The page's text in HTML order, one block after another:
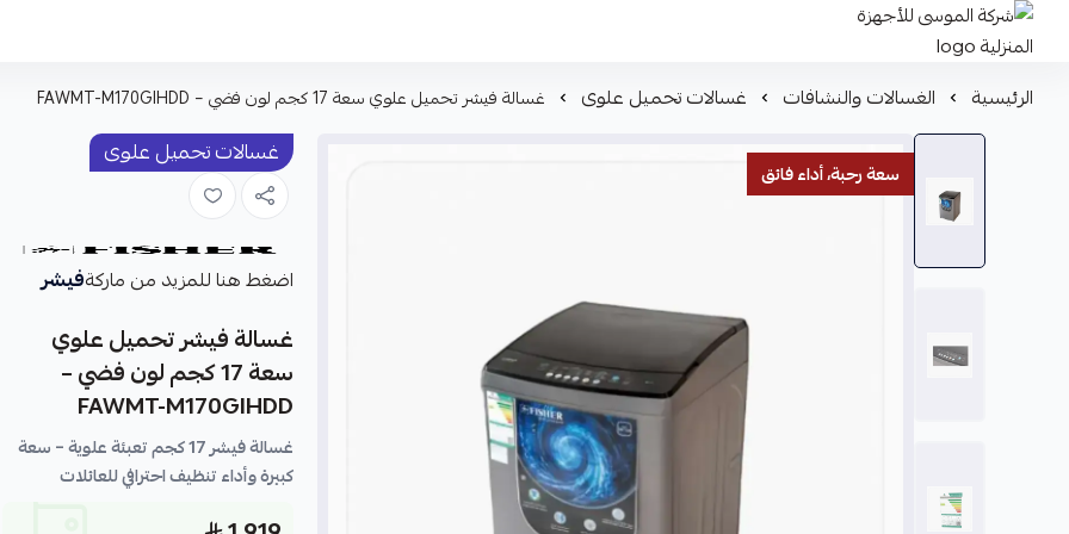
شركة الموسى للأجهزة المنزلية
الرئيسية الغسالات والنشافات غسالات تحميل علوى غسالة فيشر تحميل علوي سعة 17 كجم لون فضي – FAWMT-M170GIHDD
سعة رحبة، أداء فائق
غسالات تحميل علوى
اضغط هنا للمزيد من ماركةفيشر
غسالة فيشر تحميل علوي
سعة 17 كجم لون فضي –
FAWMT-M170GIHDD
غسالة فيشر 17 كجم تعبئة علوية – سعة
كبيرة وأداء تنظيف احترافي للعائلات